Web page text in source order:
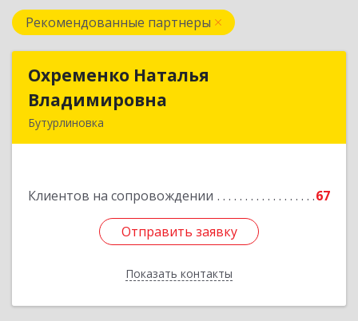
Рекомендованные партнеры
Охременко Наталья
Владимировна
Бутурлиновка
Клиентов на сопровождении 67
Отправить заявку
Показать контакты
Охременко Наталья
Отправить заявку
Назад